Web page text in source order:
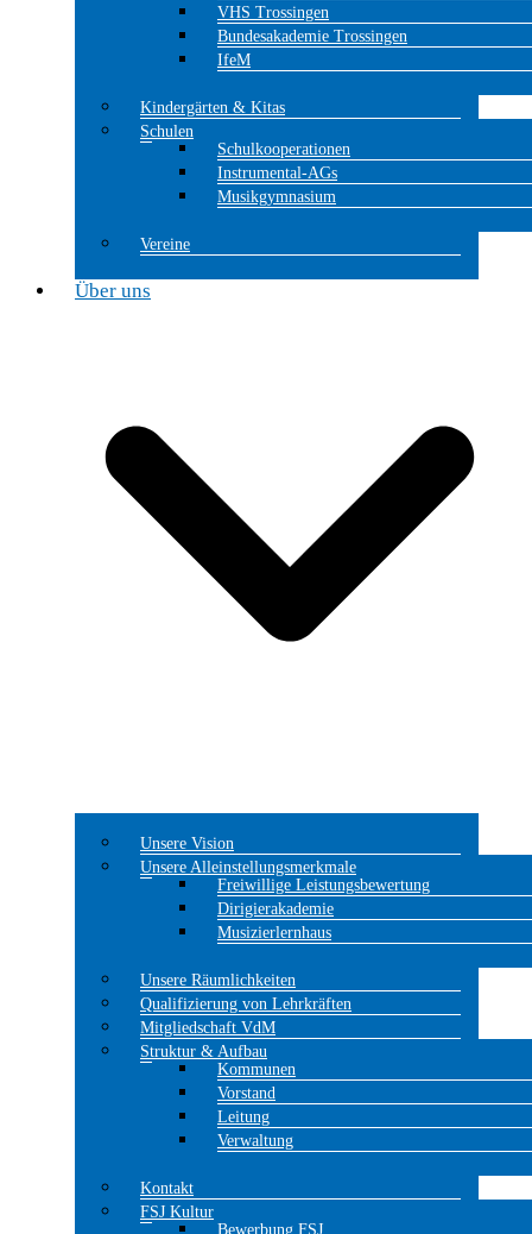
VHS Trossingen
Bundesakademie Trossingen
IfeM
Kindergärten & Kitas
Schulen
Schulkooperationen
Instrumental-AGs
Musikgymnasium
Vereine
Über uns
Unsere Vision
Unsere Alleinstellungsmerkmale
Freiwillige Leistungsbewertung
Dirigierakademie
Musizierlernhaus
Unsere Räumlichkeiten
Qualifizierung von Lehrkräften
Mitgliedschaft VdM
Struktur & Aufbau
Kommunen
Vorstand
Leitung
Verwaltung
Kontakt
FSJ Kultur
Bewerbung FSJ